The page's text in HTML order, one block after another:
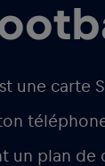
une carte
un plan de